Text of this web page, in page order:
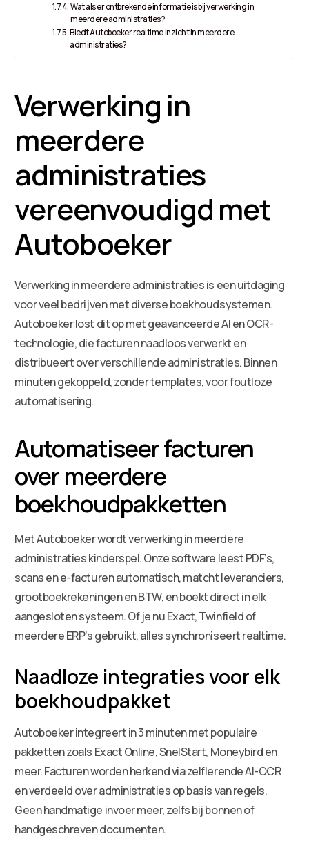
Wat als er ontbrekende informatie is bij verwerking in
meerdere administraties?
Biedt Autoboeker realtime inzicht in meerdere
administraties?
Verwerking in
meerdere
administraties
vereenvoudigd met
Autoboeker
Verwerking in meerdere administraties is een uitdaging
voor veel bedrijven met diverse boekhoudsystemen.
Autoboeker lost dit op met geavanceerde AI en OCR-
technologie, die facturen naadloos verwerkt en
distribueert over verschillende administraties. Binnen
minuten gekoppeld, zonder templates, voor foutloze
automatisering.
Automatiseer facturen
over meerdere
boekhoudpakketten
Met Autoboeker wordt verwerking in meerdere
administraties kinderspel. Onze software leest PDF’s,
scans en e-facturen automatisch, matcht leveranciers,
grootboekrekeningen en BTW, en boekt direct in elk
aangesloten systeem. Of je nu Exact, Twinfield of
meerdere ERP’s gebruikt, alles synchroniseert realtime.
Naadloze integraties voor elk
boekhoudpakket
Autoboeker integreert in 3 minuten met populaire
pakketten zoals Exact Online, SnelStart, Moneybird en
meer. Facturen worden herkend via zelflerende AI-OCR
en verdeeld over administraties op basis van regels.
Geen handmatige invoer meer, zelfs bij bonnen of
handgeschreven documenten.